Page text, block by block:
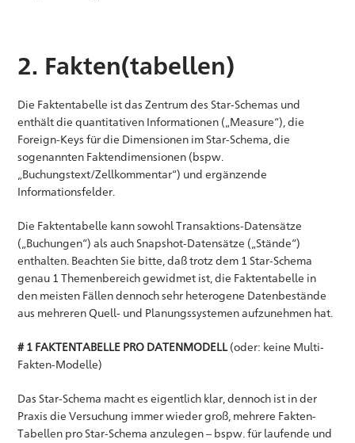
2. Fakten(tabellen)
Die Faktentabelle ist das Zentrum des Star-Schemas und
enthält die quantitativen Informationen („Measure“), die
Foreign-Keys für die Dimensionen im Star-Schema, die
sogenannten Faktendimensionen (bspw.
„Buchungstext/Zellkommentar“) und ergänzende
Informationsfelder.
Die Faktentabelle kann sowohl Transaktions-Datensätze
(„Buchungen“) als auch Snapshot-Datensätze („Stände“)
enthalten. Beachten Sie bitte, daß trotz dem 1 Star-Schema
genau 1 Themenbereich gewidmet ist, die Faktentabelle in
den meisten Fällen dennoch sehr heterogene Datenbestände
aus mehreren Quell- und Planungssystemen aufzunehmen hat.
# 1 FAKTENTABELLE PRO DATENMODELL(oder: keine Multi-
Fakten-Modelle)
Das Star-Schema macht es eigentlich klar, dennoch ist in der
Praxis die Versuchung immer wieder groß, mehrere Fakten-
Tabellen pro Star-Schema anzulegen – bspw. für laufende und